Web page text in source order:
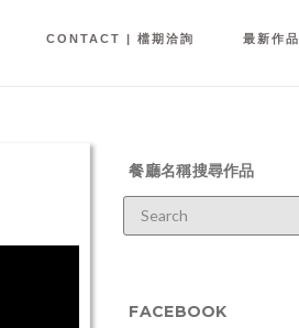
CONTACT | 檔期洽詢 最新作品
餐廳名稱搜尋作品
FACEBOOK